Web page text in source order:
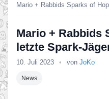
Mario + Rabbids Sparks of
Mario + Rabbids
letzte Spark-
10. Juli 2023 • von JoKo
News